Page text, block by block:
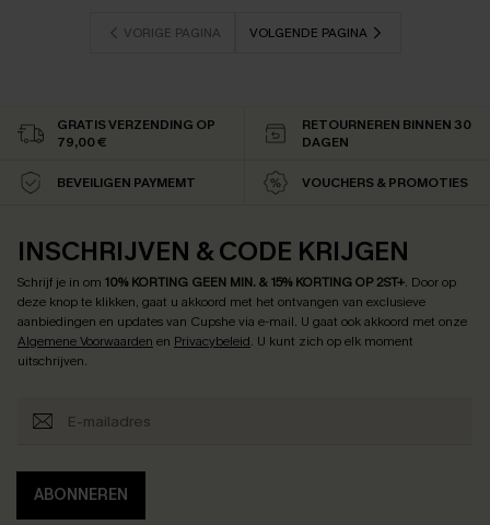
VORIGE PAGINA VOLGENDE PAGINA
GRATIS VERZENDING OP
79,00 €
RETOURNEREN BINNEN 30
DAGEN
BEVEILIGEN PAYMEMT VOUCHERS & PROMOTIES
INSCHRIJVEN & CODE KRIJGEN
Schrijf je in om 10% KORTING GEEN MIN. & 15% KORTING OP 2ST+. Door op
deze knop te klikken, gaat u akkoord met het ontvangen van exclusieve
aanbiedingen en updates van Cupshe via e-mail. U gaat ook akkoord met onze
Algemene Voorwaarden en Privacybeleid. U kunt zich op elk moment
uitschrijven.
ABONNEREN